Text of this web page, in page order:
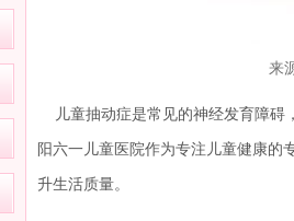
来
儿童抽动症是常见的神经发育障碍
阳六一儿童医院作为专注儿童健康的
升生活质量。